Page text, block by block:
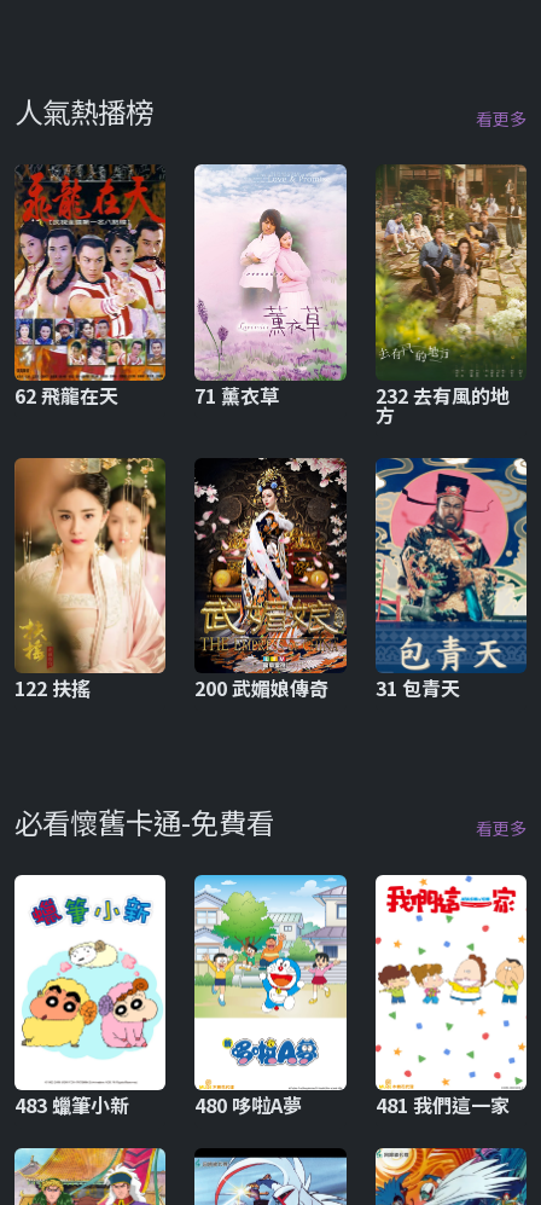
人氣熱播榜 看更多
62 飛龍在天 71 薰衣草 232 去有風的地
方
122 扶搖 200 武媚娘傳奇 31 包青天
必看懷舊卡通-免費看 看更多
483 蠟筆小新 480 哆啦A夢 481 我們這一家